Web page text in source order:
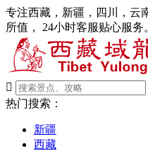
专注西藏，新疆，四川，云
所值， 24小时客服贴心服务

热门搜索：
新疆
西藏